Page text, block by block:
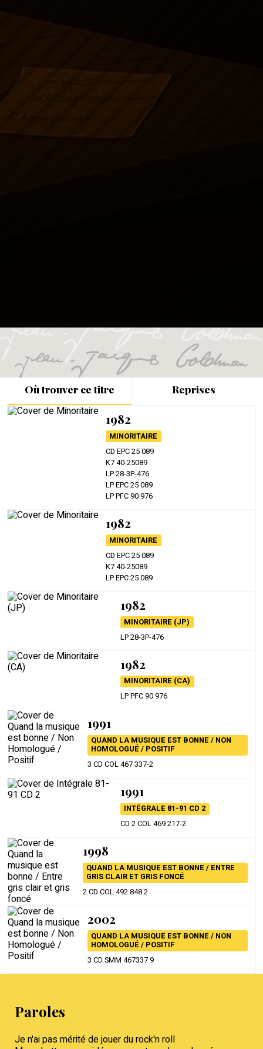
Où trouver ce titre Reprises
1982
MINORITAIRE
CD EPC 25 089
K7 40-25089
LP 28-3P-476
LP EPC 25 089
LP PFC 90 976
1982
MINORITAIRE
CD EPC 25 089
K7 40-25089
LP EPC 25 089
1982
MINORITAIRE (JP)
LP 28-3P-476
1982
MINORITAIRE (CA)
LP PFC 90 976
1991
QUAND LA MUSIQUE EST BONNE / NON
HOMOLOGUÉ / POSITIF
3 CD COL 467 337-2
1991
INTÉGRALE 81-91 CD 2
CD 2 COL 469 217-2
1998
QUAND LA MUSIQUE EST BONNE / ENTRE
GRIS CLAIR ET GRIS FONCÉ
2 CD COL 492 848 2
2002
QUAND LA MUSIQUE EST BONNE / NON
HOMOLOGUÉ / POSITIF
3 CD SMM 467337 9
Paroles
Je n'ai pas mérité de jouer du rock'n roll